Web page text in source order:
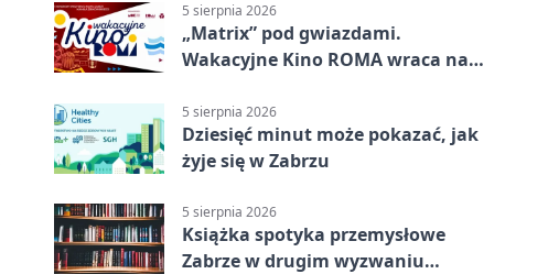
5 sierpnia 2026
„Matrix” pod gwiazdami.
Wakacyjne Kino ROMA wraca na
5 sierpnia 2026
Dziesięć minut może pokazać, jak
żyje się w Zabrzu
5 sierpnia 2026
Książka spotyka przemysłowe
Zabrze w drugim wyzwaniu